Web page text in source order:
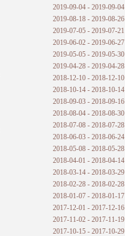
2019-09-04 - 2019-09-04
2019-08-18 - 2019-08-26
2019-07-05 - 2019-07-21
2019-06-02 - 2019-06-27
2019-05-05 - 2019-05-30
2019-04-28 - 2019-04-28
2018-12-10 - 2018-12-10
2018-10-14 - 2018-10-14
2018-09-03 - 2018-09-16
2018-08-04 - 2018-08-30
2018-07-08 - 2018-07-28
2018-06-03 - 2018-06-24
2018-05-08 - 2018-05-28
2018-04-01 - 2018-04-14
2018-03-14 - 2018-03-29
2018-02-28 - 2018-02-28
2018-01-07 - 2018-01-17
2017-12-01 - 2017-12-16
2017-11-02 - 2017-11-19
2017-10-15 - 2017-10-29